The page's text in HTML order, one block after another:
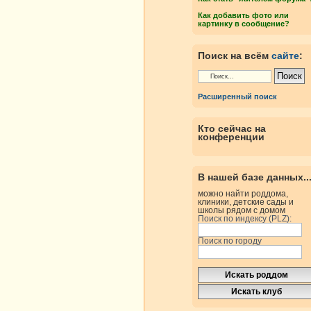
Как добавить фото или
картинку в сообщение?
Поиск на всём сайте:
Расширенный поиск
Кто сейчас на
конференции
В нашей базе данных...
можно найти роддома,
клиники, детские сады и
школы рядом с домом
Поиск по индексу (PLZ):
Поиск по городу